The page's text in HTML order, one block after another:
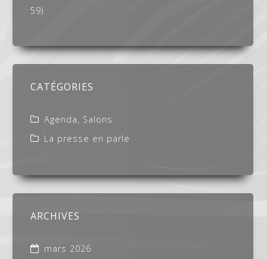
59)
CATÉGORIES
Agenda, Salons
La presse en parle
ARCHIVES
mars 2026